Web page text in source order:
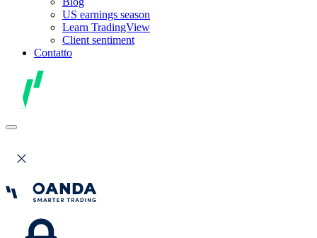
US earnings season
Learn TradingView
Client sentiment
Contatto